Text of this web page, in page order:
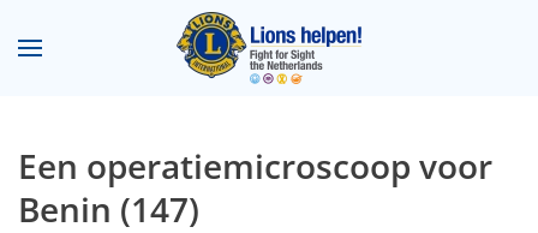
Terug naar hoofdinhoud
Een operatiemicroscoop voor
Benin (147)